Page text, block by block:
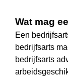
Wat mag
Een
bedrijfsarts
bedrijfsarts